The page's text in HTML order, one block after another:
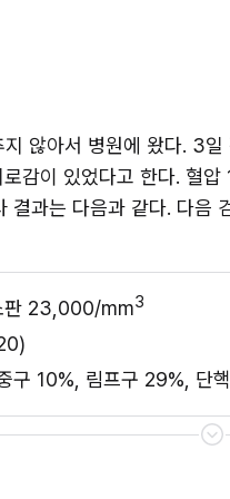
않아서 병원에 왔다. 3
로감이 있었다고 한다.
결과는 다음과 같다. 다음
판 23,000/mm3
10%, 림프구 29%, 단